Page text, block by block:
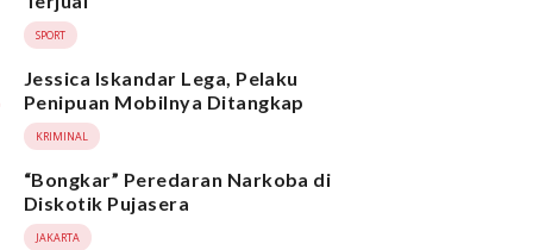
SPORT
Jessica Iskandar Lega, Pelaku
Penipuan Mobilnya Ditangkap
KRIMINAL
“Bongkar” Peredaran Narkoba di
Diskotik Pujasera
JAKARTA